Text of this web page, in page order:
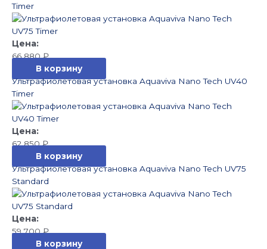
Timer
66 880₽
В корзину
Ультрафиолетовая установка Aquaviva Nano Tech UV40
Timer
62 850₽
В корзину
Ультрафиолетовая установка Aquaviva Nano Tech UV75
Standard
59 700₽
В корзину